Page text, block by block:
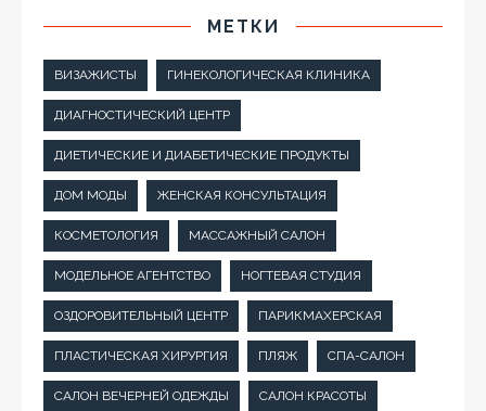
МЕТКИ
ВИЗАЖИСТЫ ГИНЕКОЛОГИЧЕСКАЯ КЛИНИКА
ДИАГНОСТИЧЕСКИЙ ЦЕНТР
ДИЕТИЧЕСКИЕ И ДИАБЕТИЧЕСКИЕ ПРОДУКТЫ
ДОМ МОДЫ ЖЕНСКАЯ КОНСУЛЬТАЦИЯ
КОСМЕТОЛОГИЯ МАССАЖНЫЙ САЛОН
МОДЕЛЬНОЕ АГЕНТСТВО НОГТЕВАЯ СТУДИЯ
ОЗДОРОВИТЕЛЬНЫЙ ЦЕНТР ПАРИКМАХЕРСКАЯ
ПЛАСТИЧЕСКАЯ ХИРУРГИЯ ПЛЯЖ СПА-САЛОН
САЛОН ВЕЧЕРНЕЙ ОДЕЖДЫ САЛОН КРАСОТЫ